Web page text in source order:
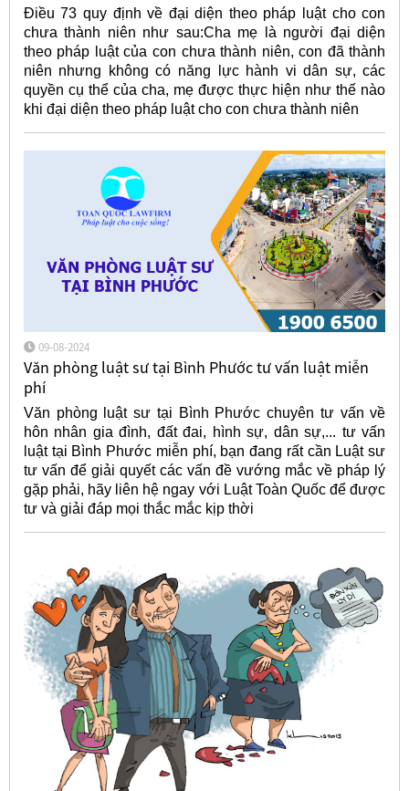
Điều 73 quy định về đại diện theo pháp luật cho con
chưa thành niên như sau:Cha mẹ là người đại diện
theo pháp luật của con chưa thành niên, con đã thành
niên nhưng không có năng lực hành vi dân sự, các
quyền cụ thể của cha, mẹ được thực hiện như thế nào
khi đại diện theo pháp luật cho con chưa thành niên
09-08-2024
Văn phòng luật sư tại Bình Phước tư vấn luật miễn
phí
Văn phòng luật sư tại Bình Phước chuyên tư vấn về
hôn nhân gia đình, đất đai, hình sự, dân sự,... tư vấn
luật tại Bình Phước miễn phí, bạn đang rất cần Luật sư
tư vấn để giải quyết các vấn đề vướng mắc về pháp lý
gặp phải, hãy liên hệ ngay với Luật Toàn Quốc để được
tư và giải đáp mọi thắc mắc kịp thời